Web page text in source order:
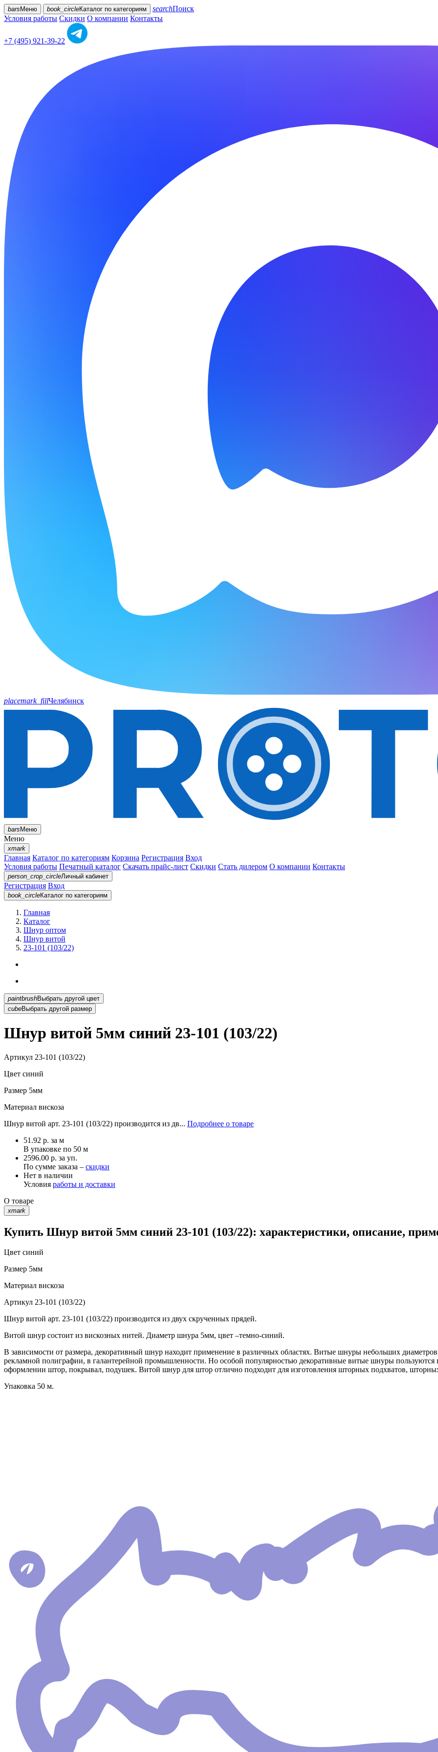
bars Меню book_circleКаталог по категориям searchПоиск
Условия работы Скидки О компании Контакты
+7 (495) 921-39-22
placemark_fillЧелябинск
barsМеню
Меню
xmark
Главная Каталог по категориям Корзина Регистрация Вход
Условия работы Печатный каталог Скачать прайс-лист Скидки Стать дилером О компании Контакты
person_crop_circleЛичный кабинет
Регистрация Вход
book_circleКаталог по категориям
Главная
Каталог
Шнур оптом
Шнур витой
23-101 (103/22)
paintbrush
Выбрать другой цвет
cubeВыбрать другой размер
Шнур витой 5мм синий 23-101 (103/22)
Артикул 23-101 (103/22)
Цвет синий
Размер 5мм
Материал вискоза
Шнур витой арт. 23-101 (103/22) производится из дв... Подробнее о товаре
51.92 р. за м
В упаковке по 50 м
2596.00 р. за уп.
По сумме заказа – скидки
Нет в наличии
Условия работы и доставки
О товаре
xmark
Купить Шнур витой 5мм синий 23-101 (103/22): характеристики, описание,
Цвет синий
Размер 5мм
Материал вискоза
Артикул 23-101 (103/22)
Шнур витой арт. 23-101 (103/22) производится из двух скрученных прядей.
Витой шнур состоит из вискозных нитей. Диаметр шнура 5мм, цвет –темно-синий.
В зависимости от размера, декоративный шнур находит применение в различных областях. Витые шнуры небольших
рекламной полиграфии, в галантерейной промышленности. Но особой популярностью декоративные витые шнуры
оформлении штор, покрывал, подушек. Витой шнур для штор отлично подходит для изготовления шторных подхватов,
Упаковка 50 м.